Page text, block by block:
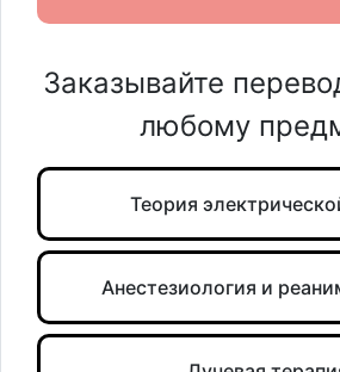
Заказывайте
любому
Теория
Анестезиология и